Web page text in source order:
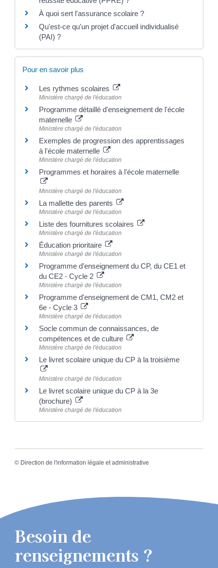
À quoi sert l'assurance scolaire ?
Qu'est-ce qu'un projet d'accueil individualisé
(PAI) ?
Pour en savoir plus
Les rythmes scolaires
Ministère chargé de l'éducation
Programme détaillé d'enseignement de l'école
maternelle
Ministère chargé de l'éducation
Exemples de progression des apprentissages
à l'école maternelle
Ministère chargé de l'éducation
Programmes et horaires à l'école maternelle
Ministère chargé de l'éducation
La mallette des parents
Ministère chargé de l'éducation
Liste des fournitures scolaires
Ministère chargé de l'éducation
Éducation prioritaire
Ministère chargé de l'éducation
Programme d'enseignement du CP, du CE1 et
du CE2 - Cycle 2
Ministère chargé de l'éducation
Programme d'enseignement de CM1, CM2 et
6e - Cycle 3
Ministère chargé de l'éducation
Socle commun de connaissances, de
compétences et de culture
Ministère chargé de l'éducation
Le livret scolaire unique du CP à la troisième
Ministère chargé de l'éducation
Le livret scolaire unique du CP à la 3e
(brochure)
Ministère chargé de l'éducation
© Direction de l'information légale et administrative
Besoin de
renseignements ?